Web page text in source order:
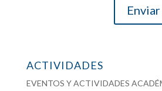
ACTIVIDADES
EVENTOS Y ACTIVIDADES